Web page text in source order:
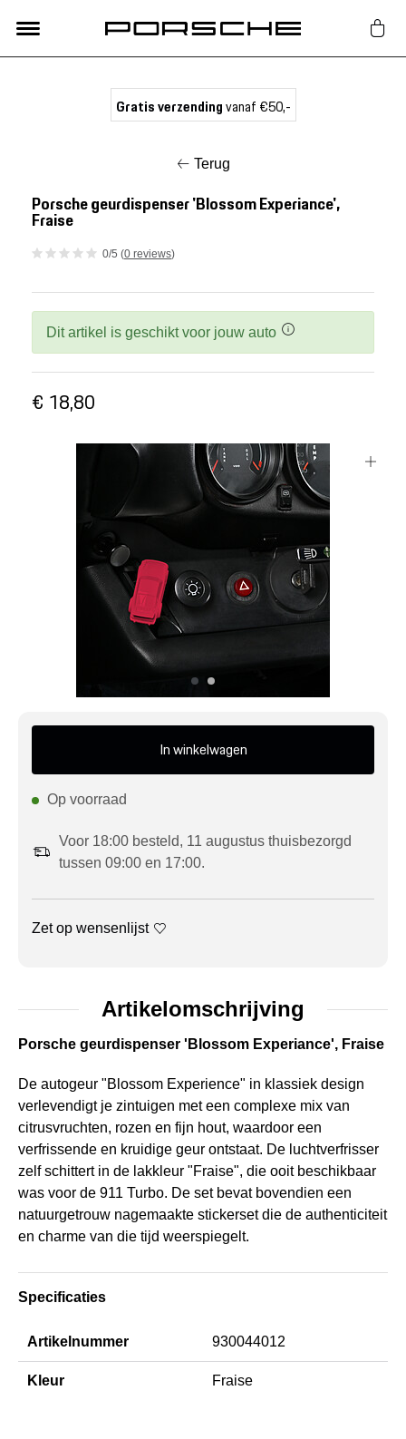
Nieuw
Porsche finder
Mijn account
Meer Porsche
Porsche informatie
Gratis verzendingvanaf €50,-
Terug
Porsche geurdispenser 'Blossom Experiance',
Fraise
0/5 (0 reviews)
Dit artikel is geschikt voor jouw auto
€ 18,80
In winkelwagen
Op voorraad
Voor 18:00 besteld, 11 augustus thuisbezorgd
tussen 09:00 en 17:00.
Zet op wensenlijst
Artikelomschrijving
Porsche geurdispenser 'Blossom Experiance', Fraise
De autogeur "Blossom Experience" in klassiek design
verlevendigt je zintuigen met een complexe mix van
citrusvruchten, rozen en fijn hout, waardoor een
verfrissende en kruidige geur ontstaat. De luchtverfrisser
zelf schittert in de lakkleur "Fraise", die ooit beschikbaar
was voor de 911 Turbo. De set bevat bovendien een
natuurgetrouw nagemaakte stickerset die de authenticiteit
en charme van die tijd weerspiegelt.
Specificaties
Artikelnummer 930044012
Kleur Fraise